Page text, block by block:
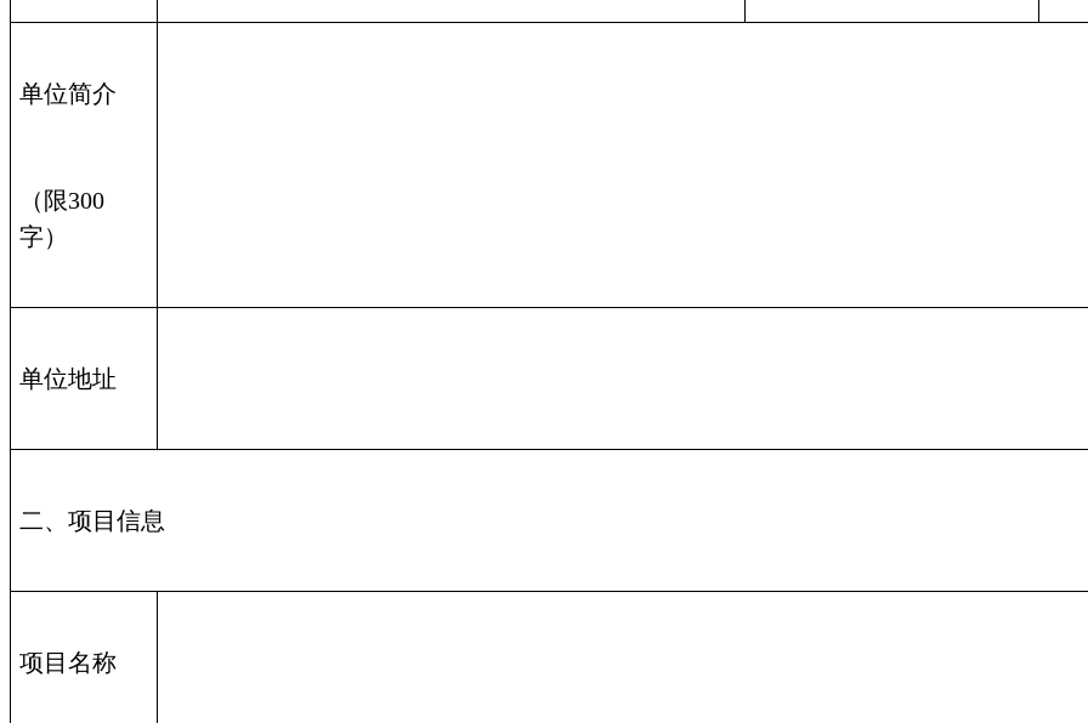
单位简介
（限300
字）
单位地址
二、项目信息
项目名称